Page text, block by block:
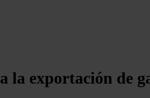
exportación de